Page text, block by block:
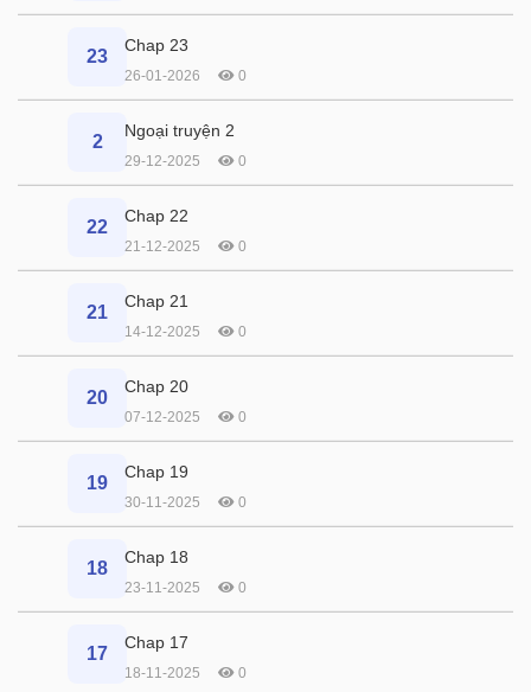
23
Chap 23
26-01-2026 0
2
Ngoại truyện 2
29-12-2025 0
22
Chap 22
21-12-2025 0
21
Chap 21
14-12-2025 0
20
Chap 20
07-12-2025 0
19
Chap 19
30-11-2025 0
18
Chap 18
23-11-2025 0
17
Chap 17
18-11-2025 0